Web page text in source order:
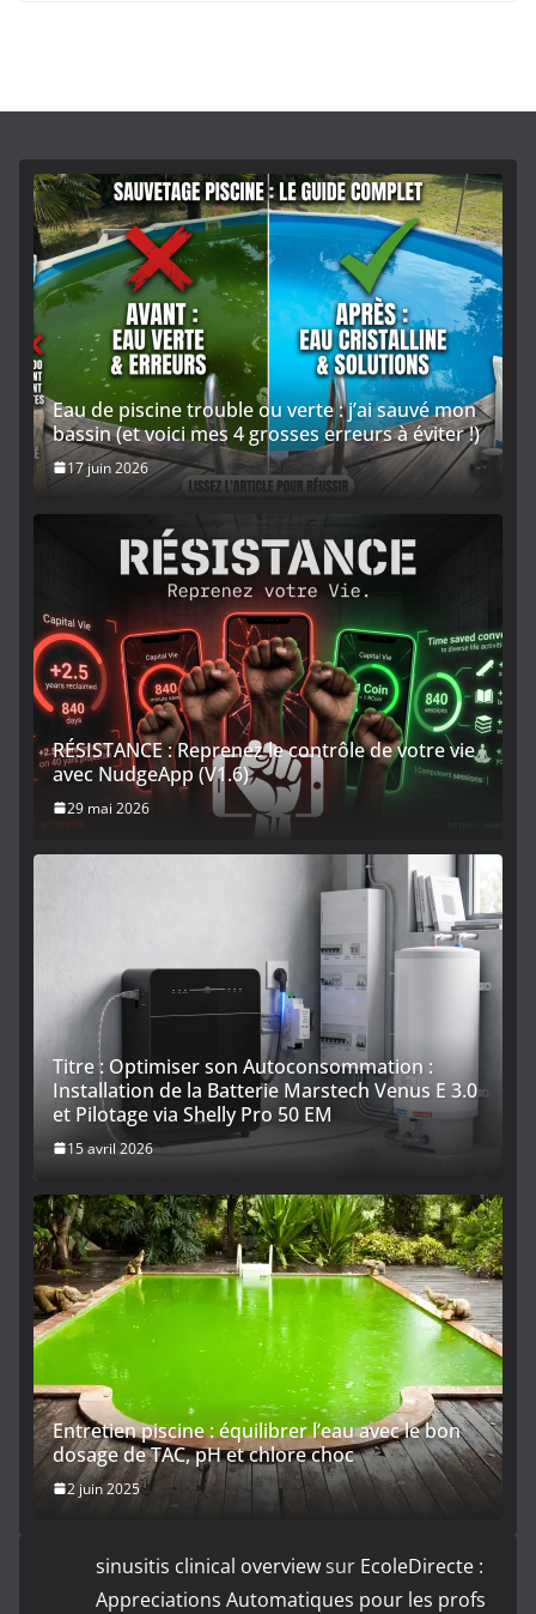
Eau de piscine trouble ou verte : j’ai sauvé mon
bassin (et voici mes 4 grosses erreurs à éviter !)
17 juin 2026
RÉSISTANCE : Reprenez le contrôle de votre vie
avec NudgeApp (V1.6)
29 mai 2026
Titre : Optimiser son Autoconsommation :
Installation de la Batterie Marstech Venus E 3.0
et Pilotage via Shelly Pro 50 EM
15 avril 2026
Entretien piscine : équilibrer l’eau avec le bon
dosage de TAC, pH et chlore choc
2 juin 2025
sinusitis clinical overviewsur EcoleDirecte :
Appreciations Automatiques pour les profs